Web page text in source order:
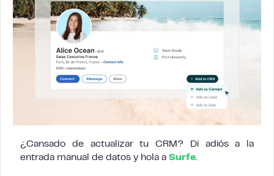
¿Cansado de actualizar tu CRM? Di adiós a la
entrada manual de datos y hola a Surfe